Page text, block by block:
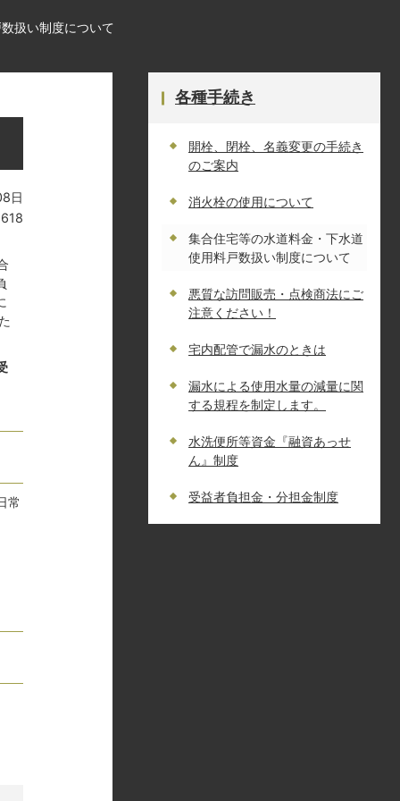
扱い制度について
日
常
各種手続き
開栓、閉栓、名義変更の手続き
のご案内
消火栓の使用について
集合住宅等の水道料金・下水道
使用料戸数扱い制度について
悪質な訪問販売・点検商法にご
注意ください！
宅内配管で漏水のときは
漏水による使用水量の減量に関
する規程を制定します。
水洗便所等資金『融資あっせ
ん』制度
受益者負担金・分担金制度